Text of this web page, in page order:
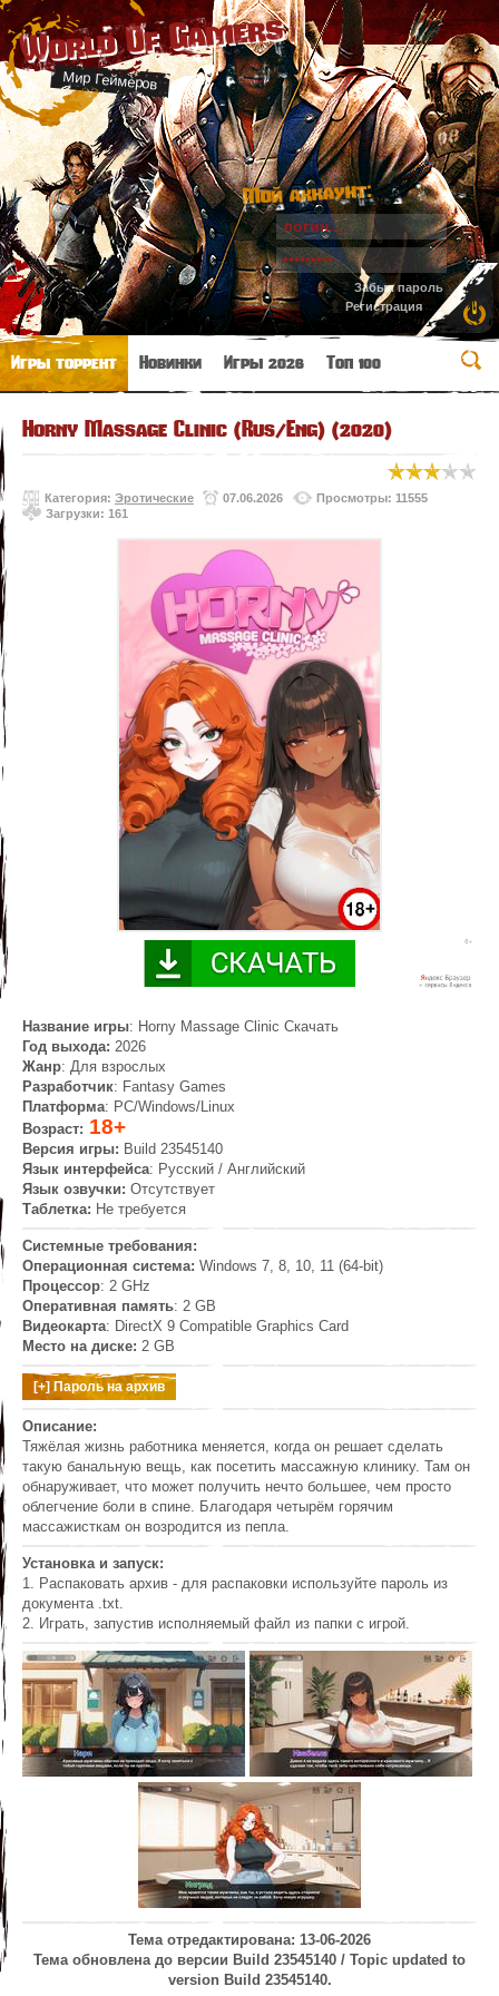
World Of Gamers
Мир Геймеров
Мой аккаунт:
Забыл пароль
Регистрация
Игры торрент Новинки Игры 2026 Топ 100
Horny Massage Clinic (Rus/Eng) (2020)
Категория: Эротические 07.06.2026
Просмотры: 11555
Загрузки: 161
Название игры: Horny Massage Clinic Скачать
Год выхода: 2026
Жанр: Для взрослых
Разработчик: Fantasy Games
Платформа: PC/Windows/Linux
Возраст: 18+
Версия игры: Build 23545140
Язык интерфейса: Русский / Английский
Язык озвучки: Отсутствует
Таблетка: Не требуется
Системные требования:
Операционная система: Windows 7, 8, 10, 11 (64-bit)
Процессор: 2 GHz
Оперативная память: 2 GB
Видеокарта: DirectX 9 Compatible Graphics Card
Место на диске: 2 GB
Описание:
Тяжёлая жизнь работника меняется, когда он решает сделать
такую банальную вещь, как посетить массажную клинику. Там он
обнаруживает, что может получить нечто большее, чем просто
облегчение боли в спине. Благодаря четырём горячим
массажисткам он возродится из пепла.
Установка и запуск:
1. Распаковать архив - для распаковки используйте пароль из
документа .txt.
2. Играть, запустив исполняемый файл из папки с игрой.
Тема отредактирована: 13-06-2026
Тема обновлена до версии Build 23545140 / Topic updated to
version Build 23545140.